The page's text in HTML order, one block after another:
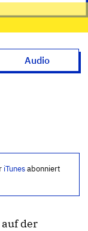
Audio
iTunesabonniert
der